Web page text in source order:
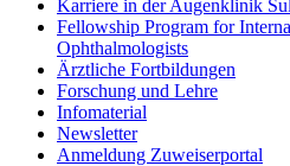
Karriere in der Augenklinik
Fellowship Program for
Ophthalmologists
Ärztliche Fortbildungen
Forschung und Lehre
Infomaterial
Newsletter
Anmeldung Zuweiserportal